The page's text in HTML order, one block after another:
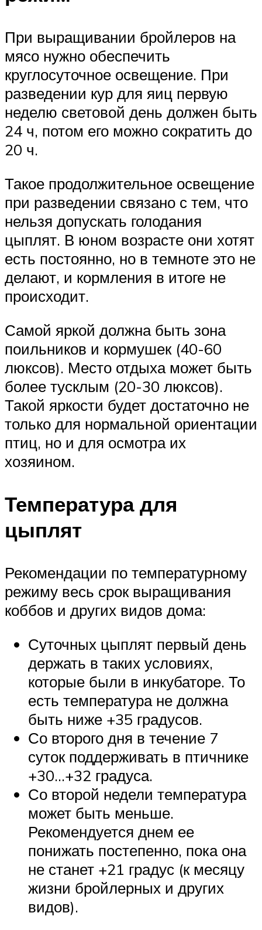
При выращивании бройлеров на
мясо нужно обеспечить
круглосуточное освещение. При
разведении кур для яиц первую
неделю световой день должен быть
24 ч, потом его можно сократить до
20 ч.
Такое продолжительное освещение
при разведении связано с тем, что
нельзя допускать голодания
цыплят. В юном возрасте они хотят
есть постоянно, но в темноте это не
делают, и кормления в итоге не
происходит.
Самой яркой должна быть зона
поильников и кормушек (40-60
люксов). Место отдыха может быть
более тусклым (20-30 люксов).
Такой яркости будет достаточно не
только для нормальной ориентации
птиц, но и для осмотра их
хозяином.
Температура для
цыплят
Рекомендации по температурному
режиму весь срок выращивания
коббов и других видов дома:
Суточных цыплят первый день
держать в таких условиях,
которые были в инкубаторе. То
есть температура не должна
быть ниже +35 градусов.
Со второго дня в течение 7
суток поддерживать в птичнике
+30…+32 градуса.
Со второй недели температура
может быть меньше.
Рекомендуется днем ее
понижать постепенно, пока она
не станет +21 градус (к месяцу
жизни бройлерных и других
видов).